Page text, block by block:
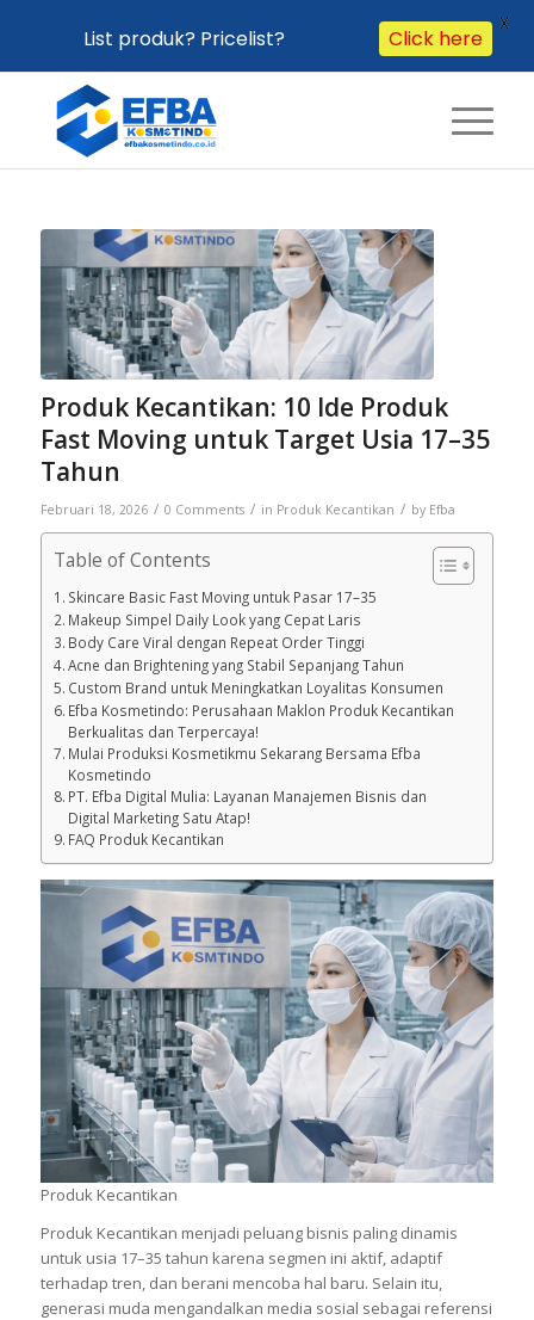
Produk Kecantikan: 10 Ide Produk
Fast Moving untuk Target Usia 17–35
Tahun
Februari 18, 2026 / 0 Comments / in Produk Kecantikan / by Efba
Table of Contents
Skincare Basic Fast Moving untuk Pasar 17–35
Makeup Simpel Daily Look yang Cepat Laris
Body Care Viral dengan Repeat Order Tinggi
Acne dan Brightening yang Stabil Sepanjang Tahun
Custom Brand untuk Meningkatkan Loyalitas Konsumen
Efba Kosmetindo: Perusahaan Maklon Produk Kecantikan
Berkualitas dan Terpercaya!
Mulai Produksi Kosmetikmu Sekarang Bersama Efba
Kosmetindo
PT. Efba Digital Mulia: Layanan Manajemen Bisnis dan
Digital Marketing Satu Atap!
FAQ Produk Kecantikan
Produk Kecantikan
Produk Kecantikan menjadi peluang bisnis paling dinamis
untuk usia 17–35 tahun karena segmen ini aktif, adaptif
terhadap tren, dan berani mencoba hal baru. Selain itu,
generasi muda mengandalkan media sosial sebagai referensi
List produk? Pricelist? Click here
X